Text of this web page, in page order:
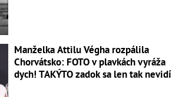
Manželka Attilu Végha rozpálila
Chorvátsko: FOTO v plavkách vyráža
dych! TAKÝTO zadok sa len tak nevidí